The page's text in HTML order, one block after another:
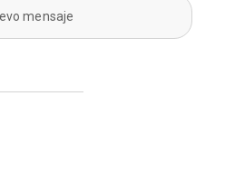
mensaje